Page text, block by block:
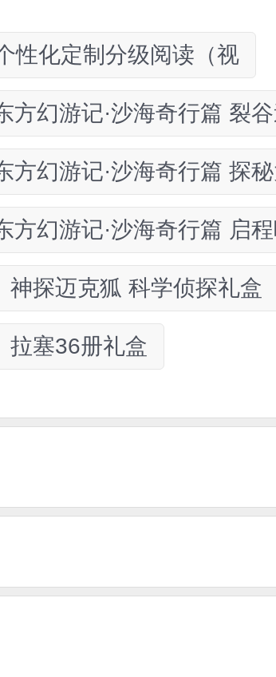
性化定制分级阅读（视
方幻游记·沙海奇行篇 裂
方幻游记·沙海奇行篇 探
方幻游记·沙海奇行篇 启
神探迈克狐 科学侦探礼盒
拉塞36册礼盒